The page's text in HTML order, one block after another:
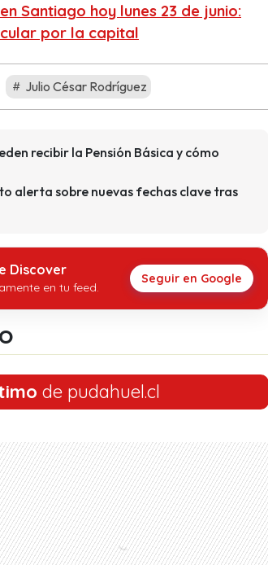
Santiago hoy lunes 23 de junio:
por la capital
Julio César Rodríguez
recibir la Pensión Básica y cómo
alerta sobre nuevas fechas clave tras
Discover
en tu feed.
Seguir en Google
de pudahuel.cl